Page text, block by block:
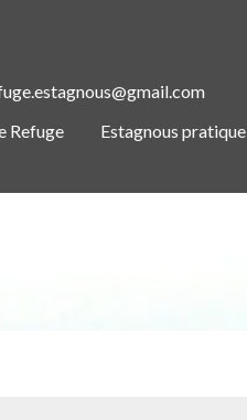
Refuge
Estagnous pratique